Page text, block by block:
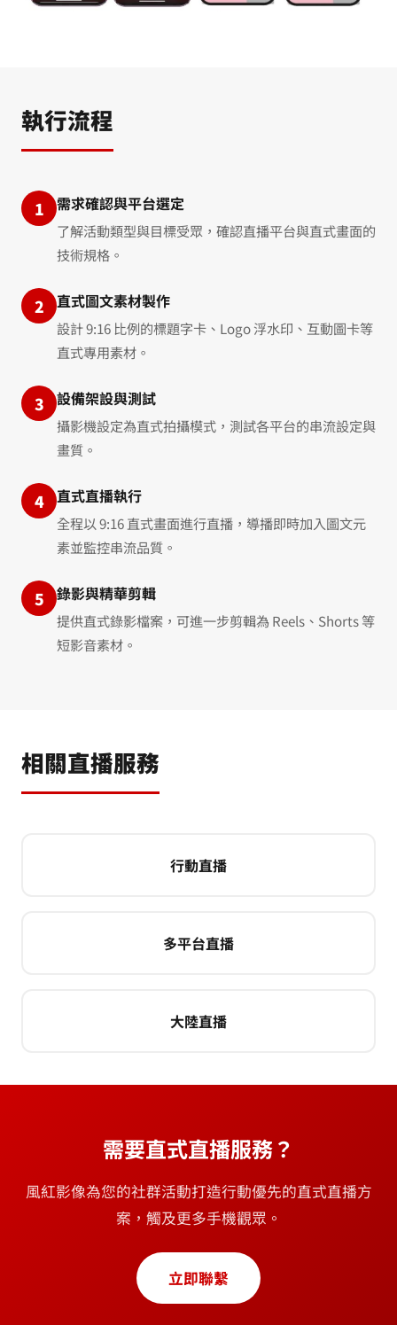
執行流程
1 需求確認與平台選定
了解活動類型與目標受眾，確認直播平台與直式畫面的
技術規格。
2 直式圖文素材製作
設計 9:16 比例的標題字卡、Logo 浮水印、互動圖卡等
直式專用素材。
3 設備架設與測試
攝影機設定為直式拍攝模式，測試各平台的串流設定與
畫質。
4 直式直播執行
全程以 9:16 直式畫面進行直播，導播即時加入圖文元
素並監控串流品質。
5 錄影與精華剪輯
提供直式錄影檔案，可進一步剪輯為 Reels、Shorts 等
短影音素材。
相關直播服務
行動直播
多平台直播
大陸直播
需要直式直播服務？
風紅影像為您的社群活動打造行動優先的直式直播方
案，觸及更多手機觀眾。
立即聯繫